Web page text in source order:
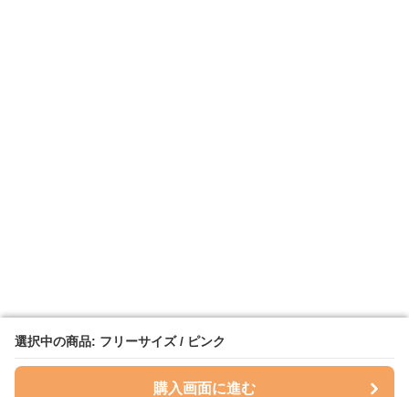
選択中の商品: フリーサイズ / ピンク
購入画面に進む
選択中の商品: フリーサイズ / ピンク
購入画面に進む